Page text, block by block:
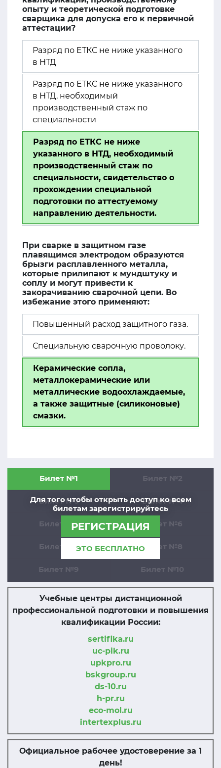
опыту и теоретической подготовке
сварщика для допуска его к первичной
аттестации?
Разряд по ЕТКС не ниже указанного
в НТД
Разряд по ЕТКС не ниже указанного
в НТД, необходимый
производственный стаж по
специальности
Разряд по ЕТКС не ниже
указанного в НТД, необходимый
производственный стаж по
специальности, свидетельство о
прохождении специальной
подготовки по аттестуемому
направлению деятельности.
При сварке в защитном газе
плавящимся электродом образуются
брызги расплавленного металла,
которые прилипают к мундштуку и
соплу и могут привести к
закорачиванию сварочной цепи. Во
избежание этого применяют:
Повышенный расход защитного газа.
Специальную сварочную проволоку.
Керамические сопла,
металлокерамические или
металлические водоохлаждаемые,
а также защитные (силиконовые)
смазки.
Для того чтобы открыть доступ ко всем
билетам зарегистрируйтесь
РЕГИСТРАЦИЯ
ЭТО БЕСПЛАТНО
Билет №1 Билет №2
Билет №3 Билет №4
Билет №5 Билет №6
Билет №7 Билет №8
Билет №9 Билет №10
Учебные центры дистанционной
профессиональной подготовки и повышения
квалификации России:
sertifika.ru
uc-pik.ru
upkpro.ru
bskgroup.ru
ds-10.ru
h-pr.ru
eco-mol.ru
intertexplus.ru
Официальное рабочее удостоверение за 1
день!